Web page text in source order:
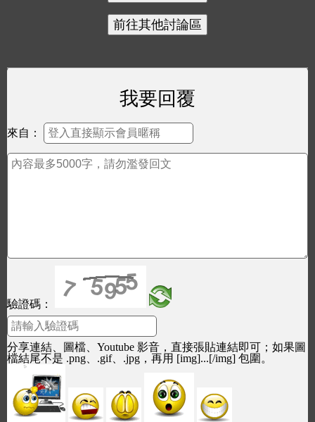
我要回覆
來自：
驗證碼：
分享連結、圖檔、Youtube 影音，直接張貼連結即可；如果圖
檔結尾不是 .png、.gif、.jpg，再用 [img]...[/img] 包圍。